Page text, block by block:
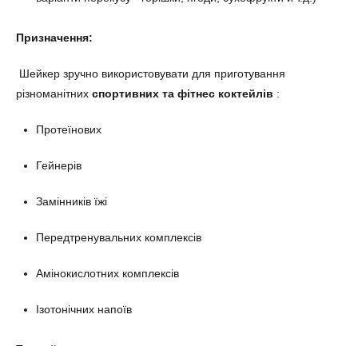
Призначення:
Шейкер зручно використовувати для приготування
різноманітних спортивних та фітнес коктейлів :
Протеїнових
Гейнерів
Замінників їжі
Передтренувальних комплексів
Амінокислотних комплексів
Ізотонічних напоїв